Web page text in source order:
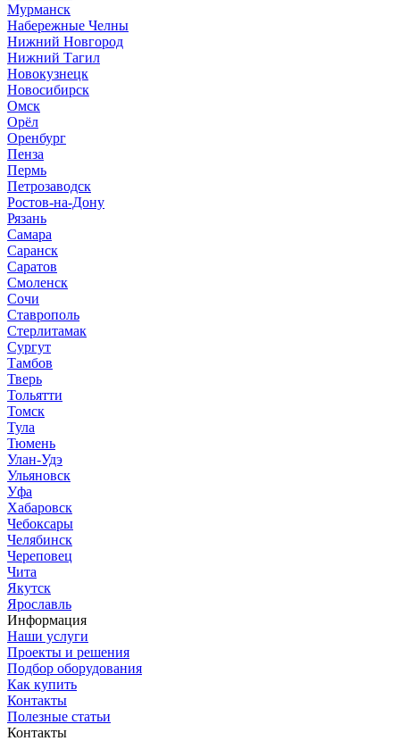
Мурманск
Набережные Челны
Нижний Новгород
Нижний Тагил
Новокузнецк
Новосибирск
Омск
Орёл
Оренбург
Пенза
Пермь
Петрозаводск
Ростов-на-Дону
Рязань
Самара
Саранск
Саратов
Смоленск
Сочи
Ставрополь
Стерлитамак
Сургут
Тамбов
Тверь
Тольятти
Томск
Тула
Тюмень
Улан-Удэ
Ульяновск
Уфа
Хабаровск
Чебоксары
Челябинск
Череповец
Чита
Якутск
Ярославль
Информация
Наши услуги
Проекты и решения
Подбор оборудования
Как купить
Контакты
Полезные статьи
Контакты